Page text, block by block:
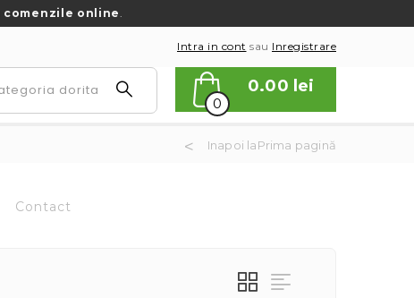
comenzile online.
Intra in cont sau Inregistrare
0
0.00 lei
Inapoi laPrima pagină
Contact